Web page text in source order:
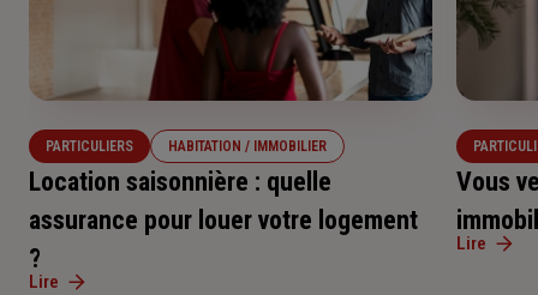
PARTICULIERS HABITATION / IMMOBILIER
Location saisonnière : quelle
assurance pour louer votre logement
?
Lire
Vous
Lire